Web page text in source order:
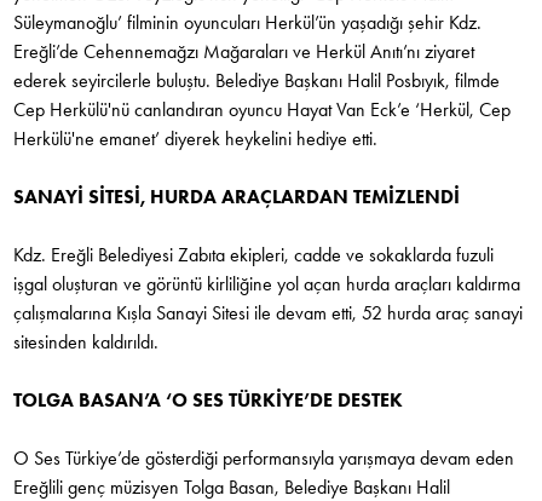
Süleymanoğlu’ filminin oyuncuları Herkül’ün yaşadığı şehir Kdz.
Ereğli’de Cehennemağzı Mağaraları ve Herkül Anıtı’nı ziyaret
ederek seyircilerle buluştu. Belediye Başkanı Halil Posbıyık, filmde
Cep Herkülü'nü canlandıran oyuncu Hayat Van Eck’e ‘Herkül, Cep
Herkülü'ne emanet’ diyerek heykelini hediye etti.
SANAYİ SİTESİ, HURDA ARAÇLARDAN TEMİZLENDİ
Kdz. Ereğli Belediyesi Zabıta ekipleri, cadde ve sokaklarda fuzuli
işgal oluşturan ve görüntü kirliliğine yol açan hurda araçları kaldırma
çalışmalarına Kışla Sanayi Sitesi ile devam etti, 52 hurda araç sanayi
sitesinden kaldırıldı.
TOLGA BASAN’A ‘O SES TÜRKİYE’DE DESTEK
O Ses Türkiye’de gösterdiği performansıyla yarışmaya devam eden
Ereğlili genç müzisyen Tolga Basan, Belediye Başkanı Halil